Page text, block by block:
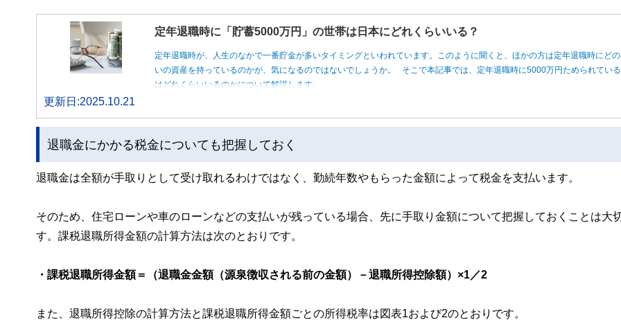
定年退職時に「貯蓄5000万円」の世帯は日本にどれくらいいる？
定年退職時が、人生のなかで一番貯金が多いタイミングといわれています。このように聞くと、ほかの方は定年退職時にど
いの資産を持っているのかが、気になるのではないでしょうか。 そこで本記事では、定年退職時に5000万円ためられてい
はどれくらいいるのかについて解説します。
更新日:2025.10.21
退職金にかかる税金についても把握しておく
退職金は全額が手取りとして受け取れるわけではなく、勤続年数やもらった金額によって税金を支払います。
そのため、住宅ローンや車のローンなどの支払いが残っている場合、先に手取り金額について把握しておくことは大
す。課税退職所得金額の計算方法は次のとおりです。
・課税退職所得金額＝（退職金金額（源泉徴収される前の金額）－退職所得控除額）×1／2
また、退職所得控除の計算方法と課税退職所得金額ごとの所得税率は図表1および2のとおりです。